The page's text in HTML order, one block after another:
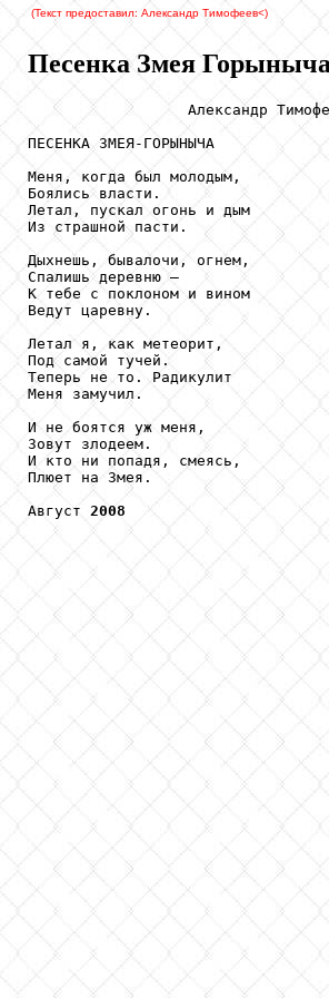
(Текст предоставил: Александр Тимофеев<)
Песенка Змея Горыныча
Александр
ПЕСЕНКА ЗМЕЯ-ГОРЫНЫЧА
Меня, когда был молодым,
Боялись власти.
Летал, пускал огонь и дым
Из страшной пасти.
Дыхнешь, бывалочи, огнем,
Спалишь деревню –
К тебе с поклоном и вином
Ведут царевну.
Летал я, как метеорит,
Под самой тучей.
Теперь не то. Радикулит
Меня замучил.
И не боятся уж меня,
Зовут злодеем.
И кто ни попадя, смеясь,
Плюет на Змея.
Август 2008